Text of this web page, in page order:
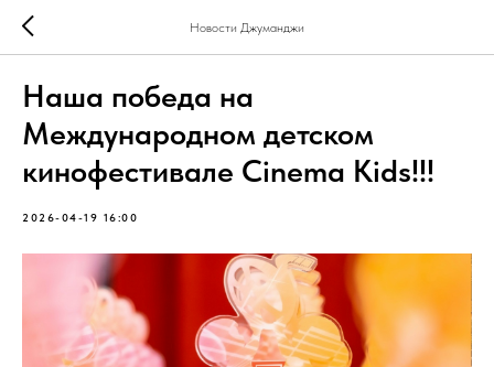
Новости Джуманджи
Наша победа на
Международном детском
кинофестивале Cinema Kids!!!
2026-04-19 16:00